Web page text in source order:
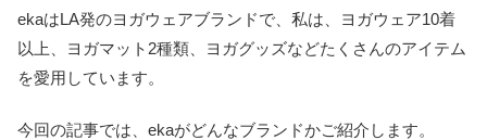
ekaはLA発のヨガウェアブランドで、私は、ヨガウェア10着
以上、ヨガマット2種類、ヨガグッズなどたくさんのアイテム
を愛用しています。
今回の記事では、ekaがどんなブランドかご紹介します。